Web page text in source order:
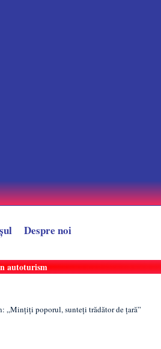
Despre noi
autoturism
„Mințiți poporul, sunteți trădător de țară”